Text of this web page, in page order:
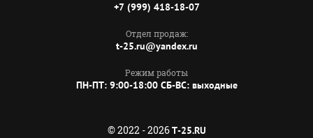
+7 (999) 418-18-07
Отдел продаж:
t-25.ru@yandex.ru
Режим работы
ПН-ПТ: 9:00-18:00 СБ-ВС: выходные
© 2022 - 2026T-25.RU